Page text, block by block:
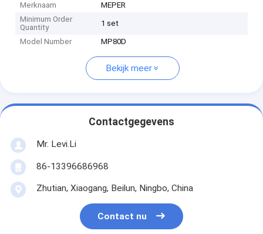
Merknaam
MEPER
Minimum Order
Quantity
1 set
Model Number MP80D
Bekijk meer
Contactgegevens
Mr. Levi.Li
86-13396686968
Zhutian, Xiaogang, Beilun, Ningbo, China
Contact nu